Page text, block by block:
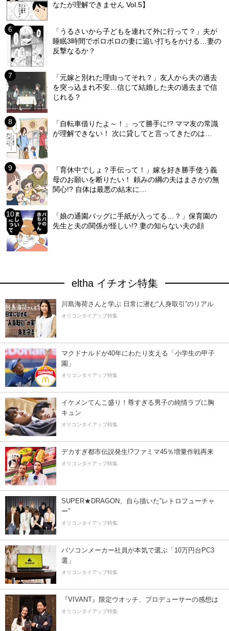
なたが理解できません Vol.5】
「うるさいから子どもを連れて外に行って？」夫が
睡眠3時間でボロボロの妻に追い打ちをかける…妻の
反撃なるか？
「元嫁と別れた理由ってそれ？」友人から夫の過去
を突っ込まれ不安…信じて結婚した夫の過去まで信
じれる？
「自転車借りたよ～！」って勝手に!? ママ友の常識
が理解できない！ 次に貸してと言ってきたのは…
「育休中でしょ？手伝って！」嫁を好き勝手使う義
母のお願いを断りたい！ 頼みの綱の夫はまさかの無
関心!? 自体は最悪の結末に…
「娘の通園バッグに手紙が入ってる…？」保育園の
先生と夫の関係が怪しい!? 妻の知らない夫の顔
eltha イチオシ特集
川島海荷さんと学ぶ 日常に潜む“人身取引”のリアル
オリコンタイアップ特集
マクドナルドが40年にわたり支える「小学生の甲子
園」
オリコンタイアップ特集
イケメンてんこ盛り！尊すぎる男子の純情ラブに胸
キュン
オリコンタイアップ特集
デカすぎ都市伝説発生!?ファミマ45％増量作戦再来
オリコンタイアップ特集
SUPER★DRAGON、自ら描いた”レトロフューチャ
ー”
オリコンタイアップ特集
パソコンメーカー社員が本気で選ぶ「10万円台PC3
選」
オリコンタイアップ特集
『VIVANT』限定ウオッチ、プロデューサーの感想は
オリコンタイアップ特集